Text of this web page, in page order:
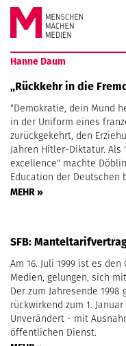
Springe zum Inhalt
MACHEN
MEDIEN
Hanne Daum
„Rückkehr in die
"Demokratie, dein Mund
in der Uniform eines
zurückgekehrt, den
Jahren Hitler-Diktatur.
excellence" machte
Education der Deutschen
MEHR »
SFB:
Am 16. Juli 1999 ist es
Medien, gelungen, sich
Der zum Jahresende
rückwirkend zum 1.
Unverändert - mit
öffentlichen Dienst.